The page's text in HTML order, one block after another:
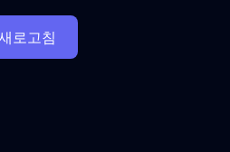
로고침